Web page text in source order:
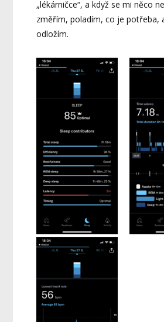
„lékárničce“, a když se mi něco
změřím, poladím, co je potřeba,
odložím.